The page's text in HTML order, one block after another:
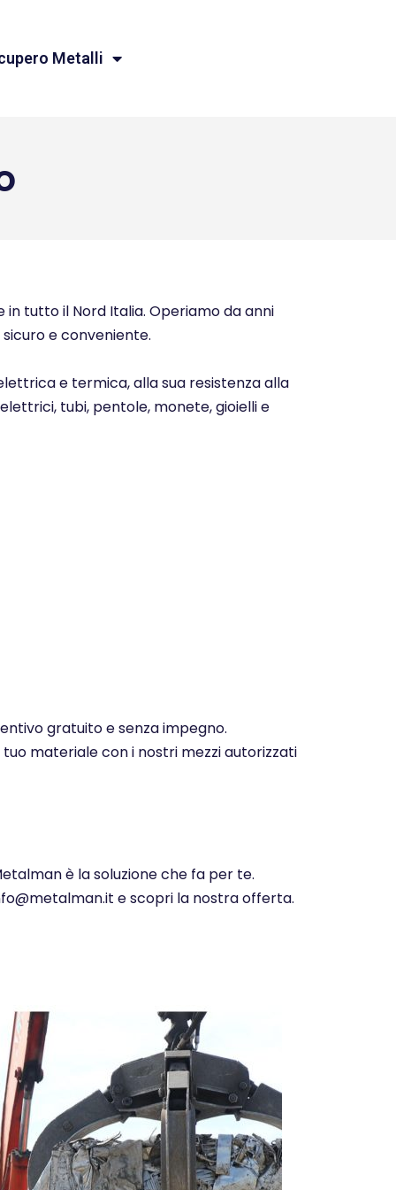
Metalli
tutto il Nord Italia. Operiamo da anni
e conveniente.
e termica, alla sua resistenza alla
tubi, pentole, monete, gioielli e
gratuito e senza impegno.
materiale con i nostri mezzi autorizzati
è la soluzione che fa per te.
e scopri la nostra offerta.